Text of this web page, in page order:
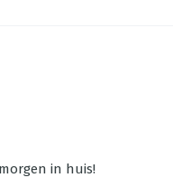
in huis!